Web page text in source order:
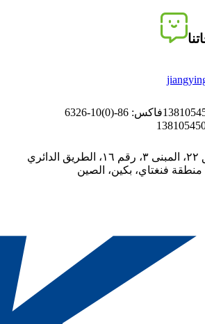
فاكس: 86-(0)10-6326
الغرفة ٢٦٠٦-١، الطابق ٢٢، المبنى ٣، رقم ١٦، الطريق الدائري
منطقة فنغتاي، بكين، الصين